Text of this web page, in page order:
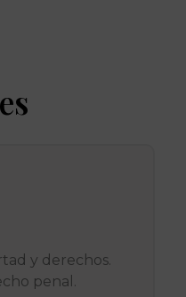
y derechos.
penal.